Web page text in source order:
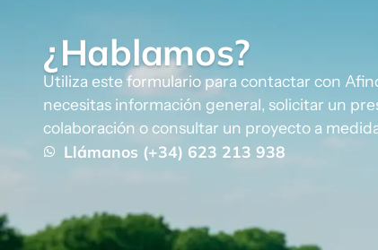
¿Hablamos?
Utiliza este formulario para contactar con
necesitas información general, solicitar un
colaboración o consultar un proyecto a
Llámanos (+34) 623 213 938